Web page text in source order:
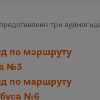
три
по маршруту
№3
по маршруту
№6